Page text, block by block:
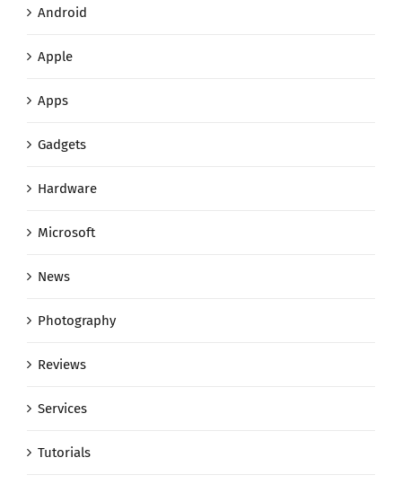
Android
Apple
Apps
Gadgets
Hardware
Microsoft
News
Photography
Reviews
Services
Tutorials